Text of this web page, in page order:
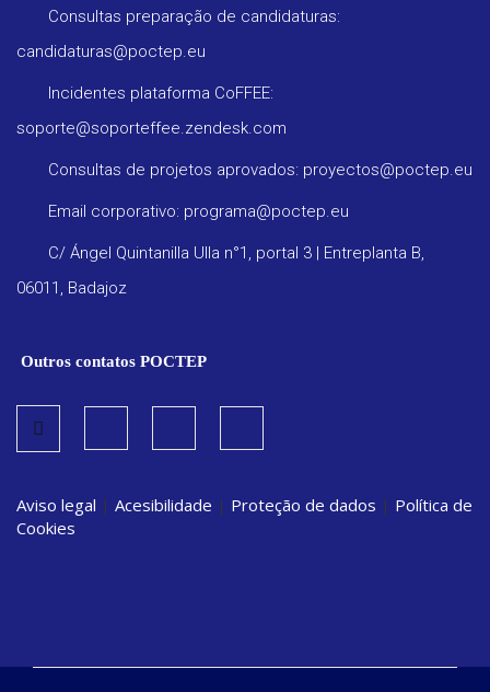
Consultas preparação de candidaturas:
candidaturas@poctep.eu
Incidentes plataforma CoFFEE:
soporte@soporteffee.zendesk.com
Consultas de projetos aprovados: proyectos@poctep.eu
Email corporativo: programa@poctep.eu
C/ Ángel Quintanilla Ulla n°1, portal 3 | Entreplanta B,
06011, Badajoz
Outros contatos POCTEP
Aviso legal | Acesibilidade | Proteção de dados | Política de
Cookies